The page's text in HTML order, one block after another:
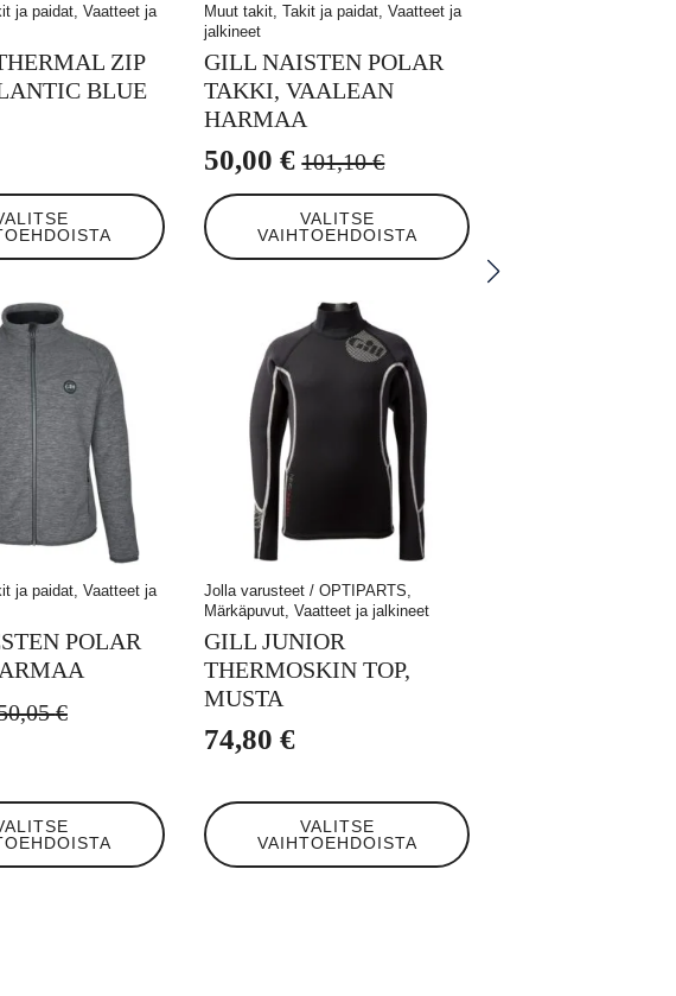
ja paidat, Vaatteet ja
ZIP
BLUE
Muut takit, Takit ja paidat, Vaatteet ja
jalkineet
GILL NAISTEN POLAR
TAKKI, VAALEAN
HARMAA
101,10€
Alkuperäinen
hinta
oli:
50,00€
Nykyinen
hinta
on:
VALITSE
VAIHTOEHDOISTA
Tällä
tuotteella
on
valinnat
tuotteen
sivulla.
ja paidat, Vaatteet ja
POLAR
€
Jolla varusteet / OPTIPARTS,
Märkäpuvut, Vaatteet ja jalkineet
GILL JUNIOR
THERMOSKIN TOP,
MUSTA
74,80€
VALITSE
VAIHTOEHDOISTA
Tällä
tuotteella
on